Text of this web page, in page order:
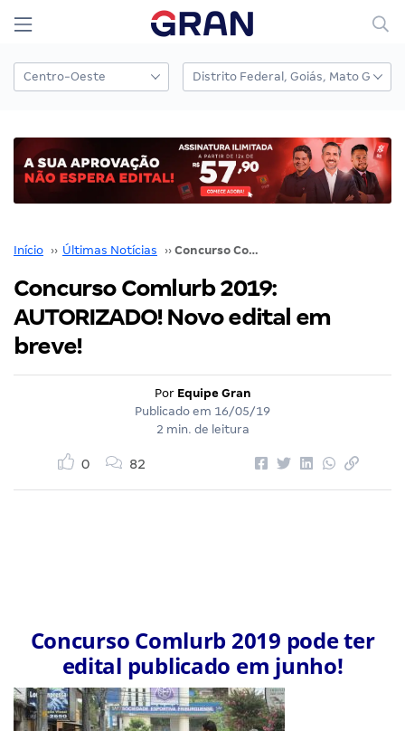
Início ›› Últimas Notícias ›› Concurso Comlurb 2019: AUTORIZADO! Novo edital em breve!
Concurso Comlurb 2019:
AUTORIZADO! Novo edital em
breve!
Por Equipe Gran
Publicado em 16/05/19
2 min. de leitura
0 82
Concurso Comlurb 2019 pode ter
edital publicado em junho!